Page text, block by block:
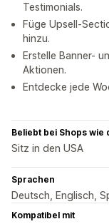
Testimonials.
Füge Upsell-
hinzu.
Erstelle Banner-
Aktionen.
Entdecke jede
Beliebt bei Shops wie
Sitz in den USA
Sprachen
Deutsch, Englisch,
Kompatibel mit